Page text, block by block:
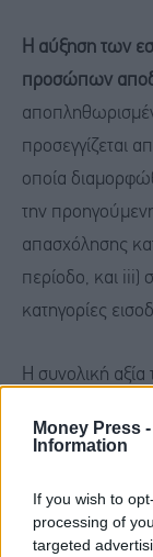
Money Press -
Information
If you wish to
processing of
targeted
Η αύξηση των
προσώπων
προσεγγίζεται
οποία
την
απασχόλησης
περίοδο, και iii)
κατηγορίες
Η συνολική
μέσο ετήσιο